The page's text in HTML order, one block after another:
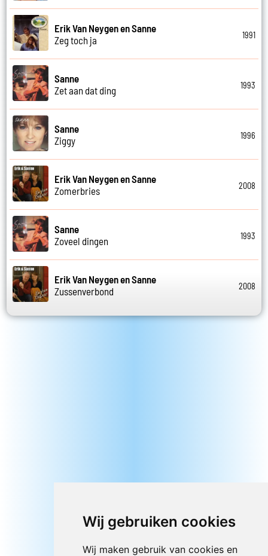
Wij gebruiken cookies
Wij maken gebruik van cookies en
Erik Van Neygen en Sanne
Zeg toch ja
1991
Sanne
Zet aan dat ding
1993
Sanne
Ziggy
1996
Erik Van Neygen en Sanne
Zomerbries
2008
Sanne
Zoveel dingen
1993
Erik Van Neygen en Sanne
Zussenverbond
2008